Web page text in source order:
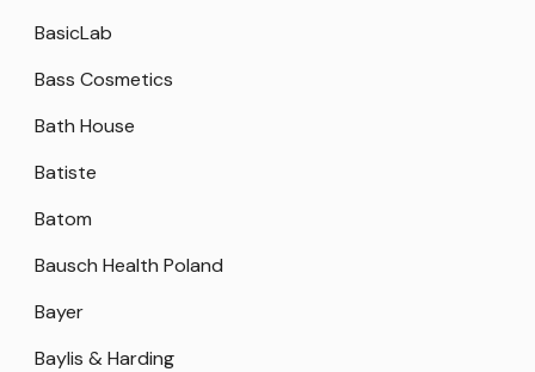
BasicLab
Bass Cosmetics
Bath House
Batiste
Batom
Bausch Health Poland
Bayer
Baylis & Harding